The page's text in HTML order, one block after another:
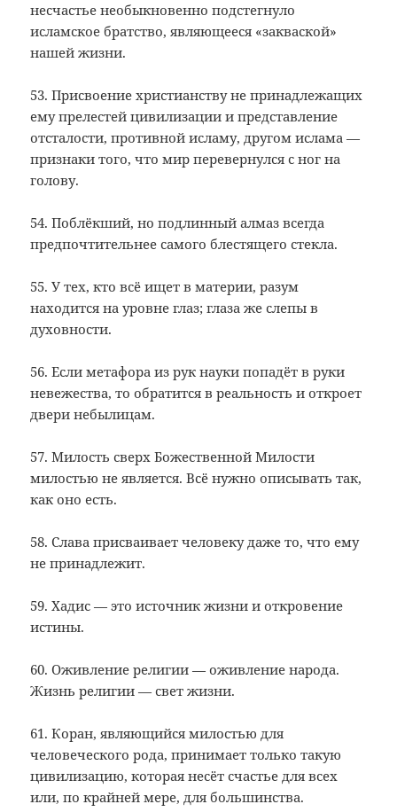
несчастье необыкновенно подстегнуло
исламское братство, являющееся «закваской»
нашей жизни.
53. Присвоение христианству не принадлежащих
ему прелестей цивилизации и представление
отсталости, противной исламу, другом ислама —
признаки того, что мир перевернулся с ног на
голову.
54. Поблёкший, но подлинный алмаз всегда
предпочтительнее самого блестящего стекла.
55. У тех, кто всё ищет в материи, разум
находится на уровне глаз; глаза же слепы в
духовности.
56. Если метафора из рук науки попадёт в руки
невежества, то обратится в реальность и откроет
двери небылицам.
57. Милость сверх Божественной Милости
милостью не является. Всё нужно описывать так,
как оно есть.
58. Слава присваивает человеку даже то, что ему
не принадлежит.
59. Хадис — это источник жизни и откровение
истины.
60. Оживление религии — оживление народа.
Жизнь религии — свет жизни.
61. Коран, являющийся милостью для
человеческого рода, принимает только такую
цивилизацию, которая несёт счастье для всех
или, по крайней мере, для большинства.